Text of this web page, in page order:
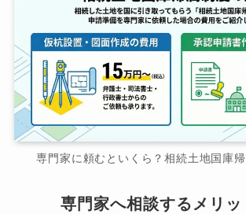
専門家に頼むといくら？相続土地国庫
専門家へ相談するメリッ